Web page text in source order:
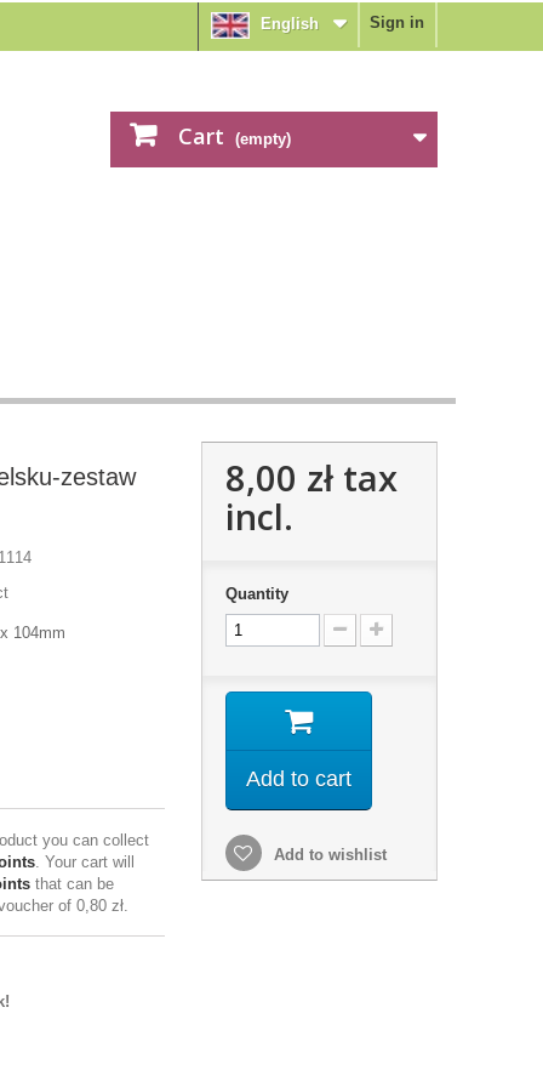
Sign in
English
Cart (empty)
zestaw
104mm
you can collect
. Your cart will
that can be
of 0,80 zł.
8,00 złtax
incl.
Quantity
Add to cart
Add to wishlist